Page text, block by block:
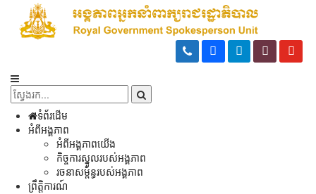
ទំព័រដើម
អំពីអង្គភាព
អំពីអង្គភាពយើង
កិច្ចការស្នូលរបស់អង្គភាព
រចនាសម្ព័ន្ធរបស់អង្គភាព
ព្រឹត្តិការណ៍